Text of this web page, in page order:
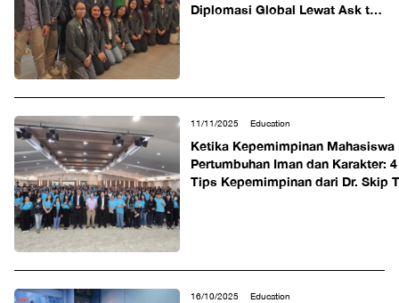
Diplomasi Global Lewat Ask the
11/11/2025 Education
Ketika Kepemimpinan Mahasiswa
Pertumbuhan Iman dan Karakter: 4
Tips Kepemimpinan dari Dr. Skip
16/10/2025 Education